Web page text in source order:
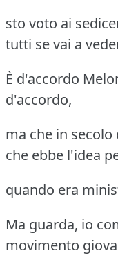
sto voto ai
tutti se vai a
È d'accordo
d'accordo,
ma che in
che ebbe l'idea
quando era
Ma guarda, io
movimento